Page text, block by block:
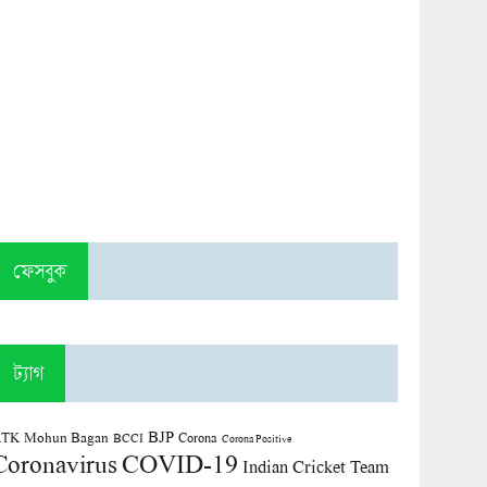
ফেসবুক
ট্যাগ
Mohun Bagan BCCI BJP Corona Corona Positive
COVID-19 Indian Cricket Team